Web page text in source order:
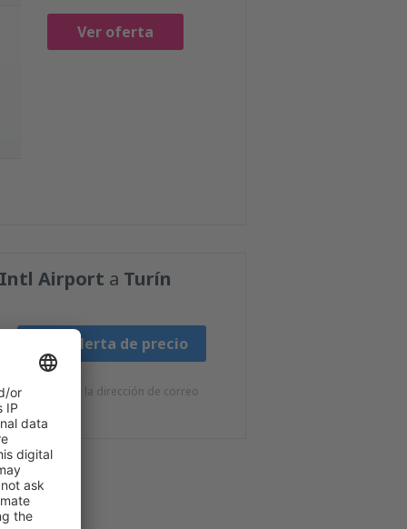
Ver oferta
Airport a Turín
Fijar alerta de precio
eSky.pl S.A. a la dirección de correo